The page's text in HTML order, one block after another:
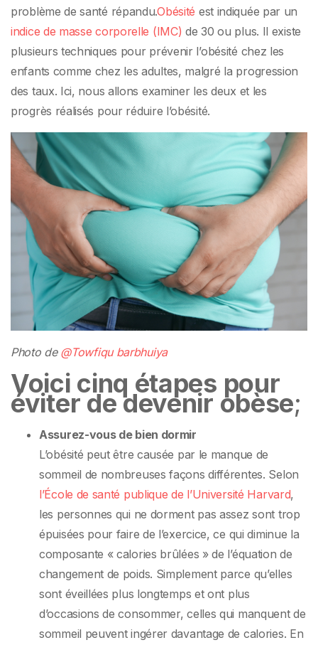
problème de santé répandu.Obésité est indiquée par un
indice de masse corporelle (IMC) de 30 ou plus. Il existe
plusieurs techniques pour prévenir l’obésité chez les
enfants comme chez les adultes, malgré la progression
des taux. Ici, nous allons examiner les deux et les
progrès réalisés pour réduire l’obésité.
Photo de @Towfiqu barbhuiya
Voici cinq étapes pour
éviter de devenir obèse;
Assurez-vous de bien dormir
L’obésité peut être causée par le manque de
sommeil de nombreuses façons différentes. Selon
l’École de santé publique de l’Université Harvard,
les personnes qui ne dorment pas assez sont trop
épuisées pour faire de l’exercice, ce qui diminue la
composante « calories brûlées » de l’équation de
changement de poids. Simplement parce qu’elles
sont éveillées plus longtemps et ont plus
d’occasions de consommer, celles qui manquent de
sommeil peuvent ingérer davantage de calories. En